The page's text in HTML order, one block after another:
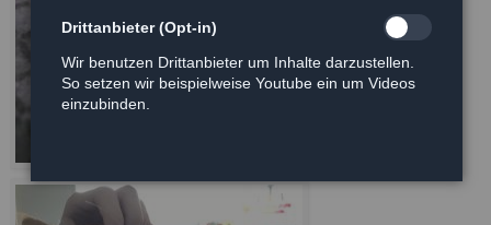
Drittanbieter (Opt-in)
Wir benutzen Drittanbieter um Inhalte darzustellen.
So setzen wir beispielweise Youtube ein um Videos
einzubinden.